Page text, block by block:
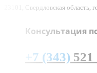
23101, Свердловская область,
Консультация
+7 (343) 521